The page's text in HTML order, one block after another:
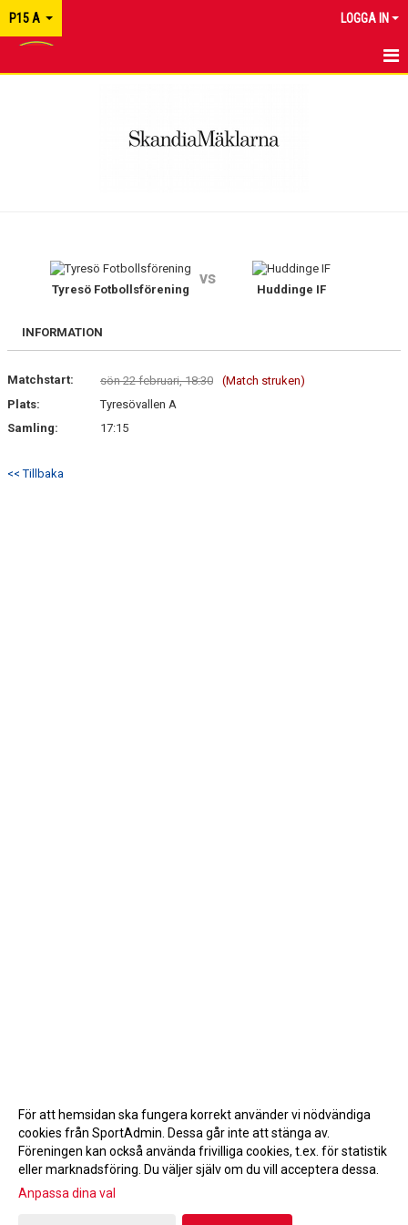
P15 A LOGGA IN
KONTAKTTyresö Fotbollsförening
vs
Huddinge IF
INFORMATION
Matchstart: sön 22 februari, 18:30
(Match struken)
Plats:
Tyresövallen A
Samling:
17:15
<< Tillbaka
Gå till Webbversion
För att hemsidan ska fungera korrekt använder vi nödvändiga
cookies från SportAdmin. Dessa går inte att stänga av.
Föreningen kan också använda frivilliga cookies, t.ex. för statistik
eller marknadsföring. Du väljer själv om du vill acceptera dessa.
Anpassa dina val